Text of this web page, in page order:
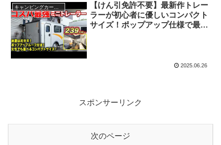
キャンピングカー・SUV人気車種
【けん引免許不要】最新作トレー
ラーが初心者に優しいコンパクト
サイズ！ポップアップ仕様で最大
2025.06.26
スポンサーリンク
次のページ